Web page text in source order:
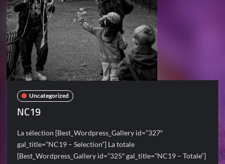
Uncategorized
NC19
La sélection [Best_Wordpress_Gallery id=”327″
gal_title=”NC19 – Selection”] La totale
[Best_Wordpress_Gallery id=”325″ gal_title=”NC19 – Totale”]